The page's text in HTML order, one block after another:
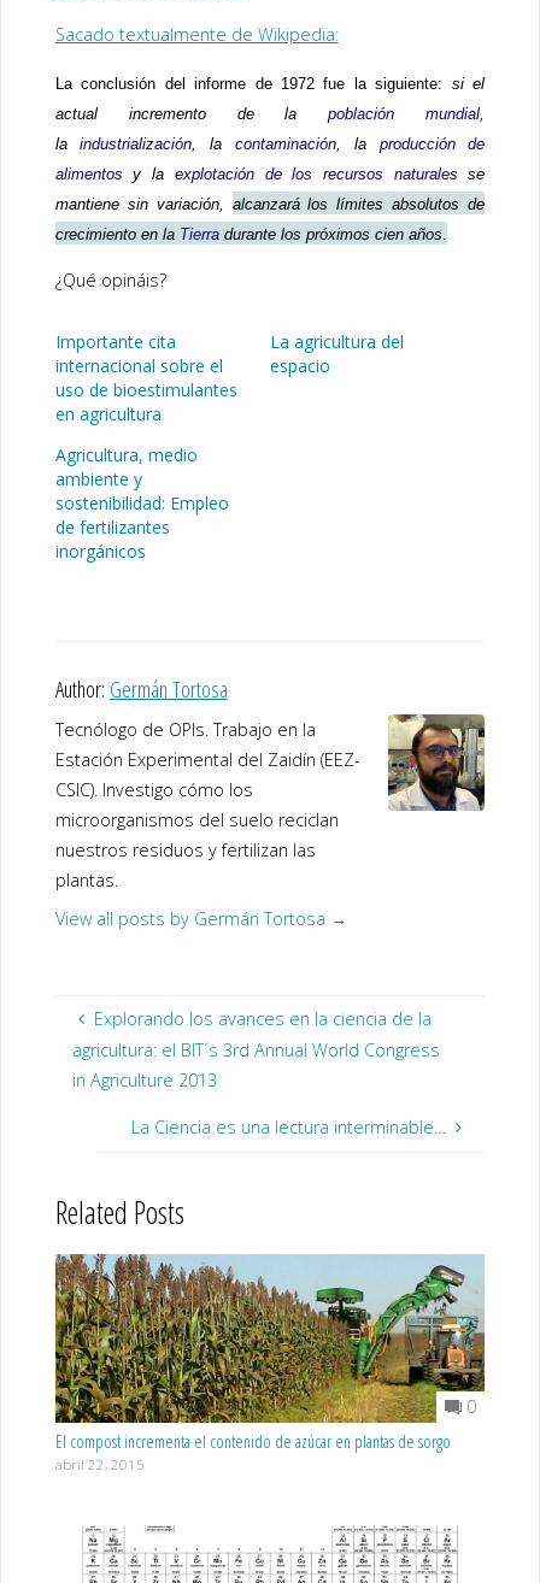
Sacado textualmente de Wikipedia:
La conclusión del informe de 1972 fue la siguiente: si el
actual incremento de lapoblación mundial
laindustrialización , lacontaminación , la producción de
alimentos y la explotación de los recursos naturales se
mantiene sin variación, alcanzará los límites absolutos de
crecimiento en la Tierradurante los próximos cien años
¿Qué opináis?
Importante cita
internacional sobre el
uso de bioestimulantes
en agricultura
La agricultura del
espacio
Agricultura, medio
ambiente y
sostenibilidad: Empleo
de fertilizantes
inorgánicos
Author: Germán Tortosa
Tecnólogo de OPIs. Trabajo en la
Estación Experimental del Zaidín (EEZ-
CSIC). Investigo cómo los
microorganismos del suelo reciclan
nuestros residuos y fertilizan las
plantas.
View all posts by Germán Tortosa →
Explorando los avances en la ciencia de la
agricultura: el BIT´s 3rd Annual World Congress
in Agriculture 2013
La Ciencia es una lectura interminable…
Related Posts
0
El compost incrementa el contenido de azúcar en plantas de sorgo
abril 22, 2015